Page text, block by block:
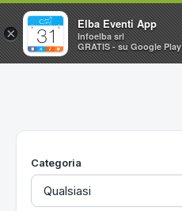
Home
Utilità
Categoria
×
Elba Eventi App
Infoelba srl
GRATIS - su Google Play